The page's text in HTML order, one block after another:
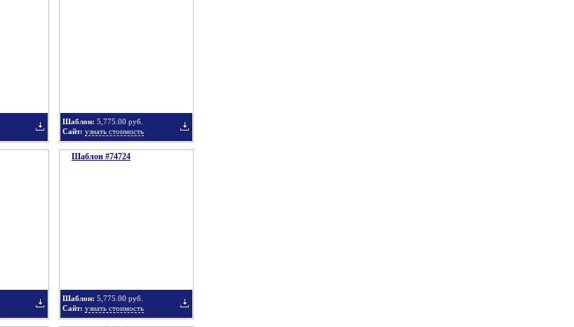
Шаблон: 5,775.00 руб.
Сайт: узнать стоимость
Шаблон #74724
Шаблон: 5,775.00 руб.
Сайт: узнать стоимость